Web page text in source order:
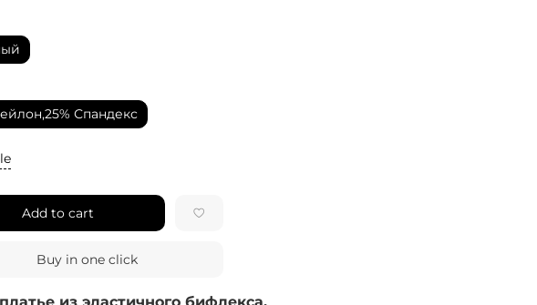
Add to cart
Buy in one click
Спандекс
из эластичного бифлекса.